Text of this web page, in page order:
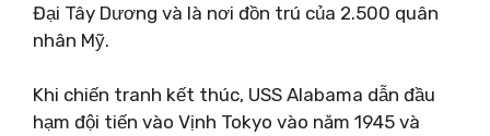
Đại Tây Dương và là nơi đồn trú của 2.500 quân
nhân Mỹ.
Khi chiến tranh kết thúc, USS Alabama dẫn đầu
hạm đội tiến vào Vịnh Tokyo vào năm 1945 và